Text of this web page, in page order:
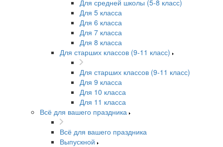
Для средней школы (5-8 класс)
Для 5 класса
Для 6 класса
Для 7 класса
Для 8 класса
Для старших классов (9-11 класс)
Для старших классов (9-11 класс)
Для 9 класса
Для 10 класса
Для 11 класса
Всё для вашего праздника
Всё для вашего праздника
Выпускной